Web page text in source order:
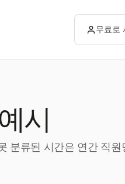
무료로
시
분류된 시간은 연간 직원